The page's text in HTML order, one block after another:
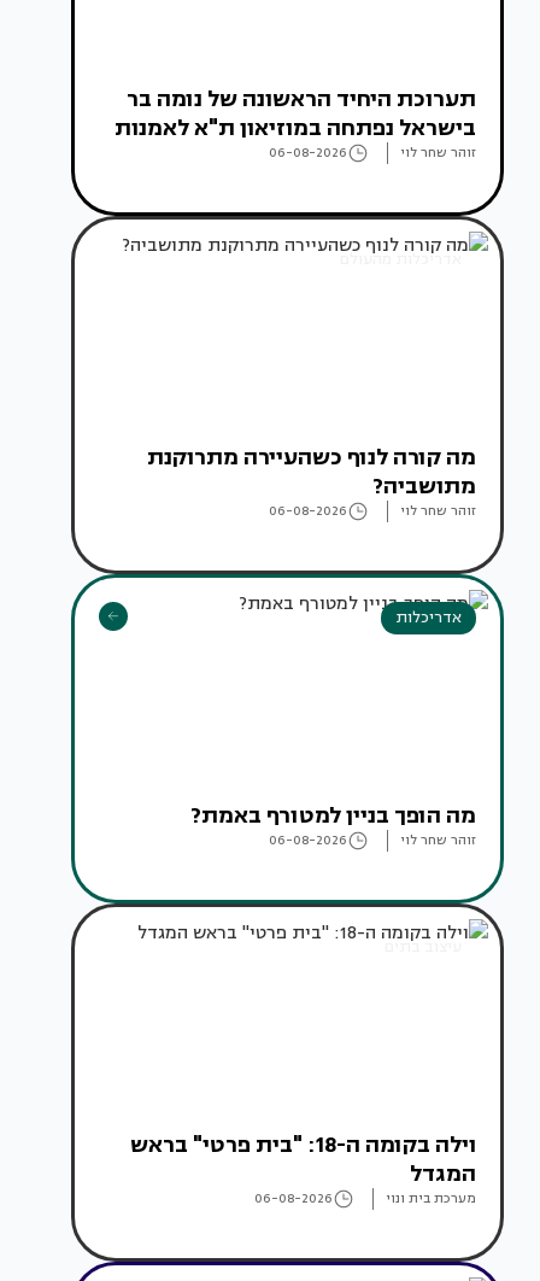
תערוכת היחיד הראשונה של נומה בר
בישראל נפתחה במוזיאון ת"א לאמנות
זוהר שחר לוי 06-08-2026
אדריכלות מהעולם
מה קורה לנוף כשהעיירה מתרוקנת
מתושביה?
זוהר שחר לוי 06-08-2026
אדריכלות
מה הופך בניין למטורף באמת?
זוהר שחר לוי 06-08-2026
עיצוב בתים
וילה בקומה ה-18: "בית פרטי" בראש
המגדל
מערכת בית ונוי 06-08-2026